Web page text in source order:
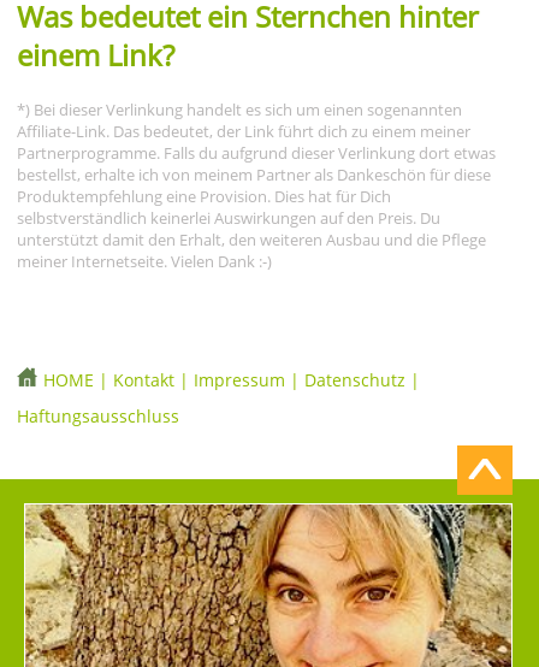
Was bedeutet ein Sternchen hinter
einem Link?
*) Bei dieser Verlinkung handelt es sich um einen sogenannten
Affiliate-Link. Das bedeutet, der Link führt dich zu einem meiner
Partnerprogramme. Falls du aufgrund dieser Verlinkung dort etwas
bestellst, erhalte ich von meinem Partner als Dankeschön für diese
Produktempfehlung eine Provision. Dies hat für Dich
selbstverständlich keinerlei Auswirkungen auf den Preis. Du
unterstützt damit den Erhalt, den weiteren Ausbau und die Pflege
meiner Internetseite. Vielen Dank :-)
HOME | Kontakt | Impressum | Datenschutz |
Haftungsausschluss